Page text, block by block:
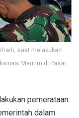
saat melakukan
Maritim di Pasar
pemerataan
dalam